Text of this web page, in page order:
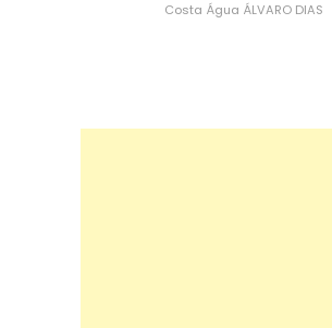
Costa Água ÁLVARO DIAS